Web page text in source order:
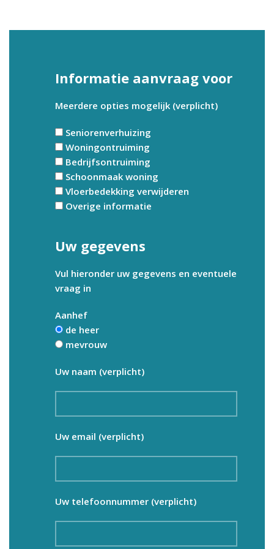
Informatie aanvraag voor
Meerdere opties mogelijk (verplicht)
Seniorenverhuizing
Woningontruiming
Bedrijfsontruiming
Schoonmaak woning
Vloerbedekking verwijderen
Overige informatie
Uw gegevens
Vul hieronder uw gegevens en eventuele
vraag in
Aanhef
de heer
mevrouw
Uw naam (verplicht)
Uw email (verplicht)
Uw telefoonnummer (verplicht)